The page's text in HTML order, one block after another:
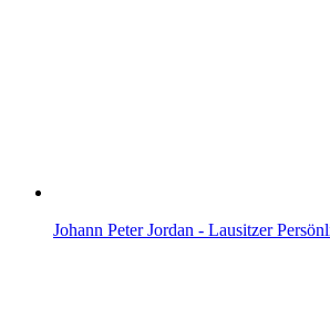
Johann Peter Jordan - Lausitzer